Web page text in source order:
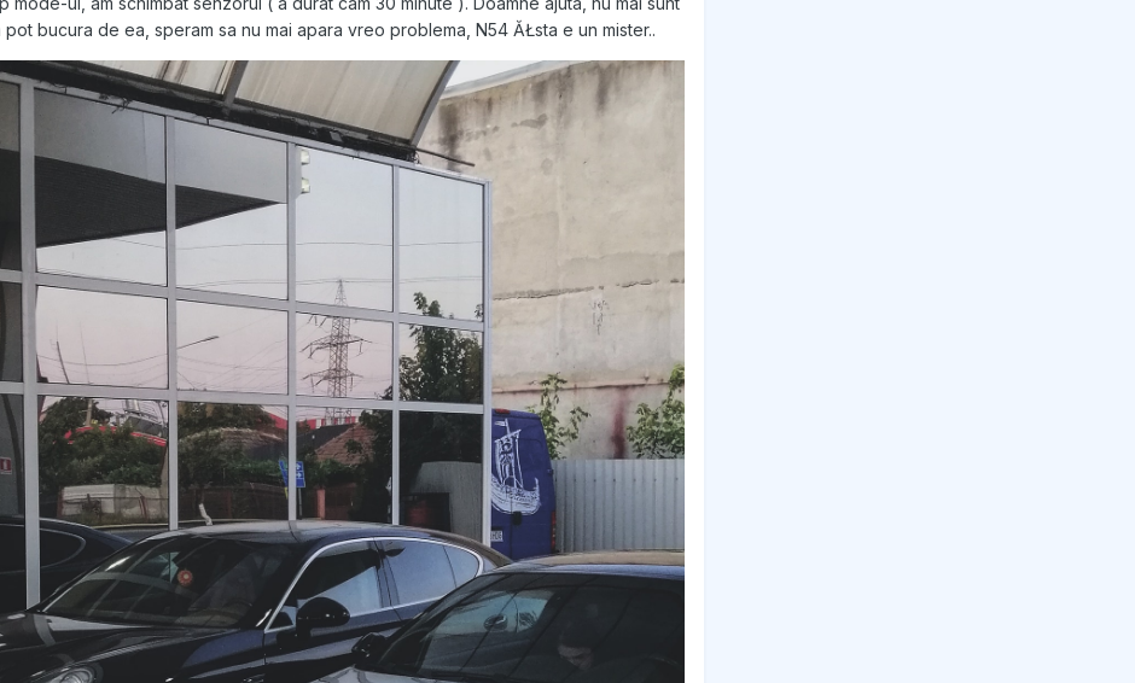
bucura de ea, speram sa nu mai apara vreo problema, N54 ĂŁsta e un mister..